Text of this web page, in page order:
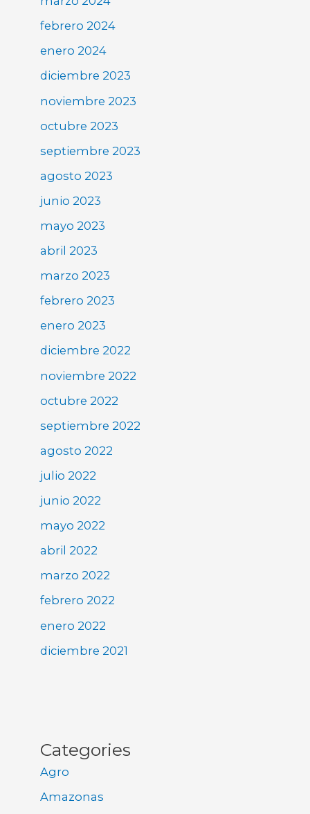
febrero 2024
enero 2024
diciembre 2023
noviembre 2023
octubre 2023
septiembre 2023
agosto 2023
junio 2023
mayo 2023
abril 2023
marzo 2023
febrero 2023
enero 2023
diciembre 2022
noviembre 2022
octubre 2022
septiembre 2022
agosto 2022
julio 2022
junio 2022
mayo 2022
abril 2022
marzo 2022
febrero 2022
enero 2022
diciembre 2021
Categories
Agro
Amazonas